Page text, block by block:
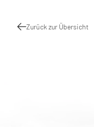
Zurück zur Übersicht